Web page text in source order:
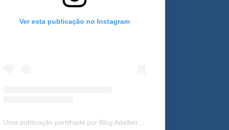
Ver esta publicação no Instagram
Uma publicação partilhada por Blog Adalberto Gomes Noticias (@blogadalbertogomesnoticiass)